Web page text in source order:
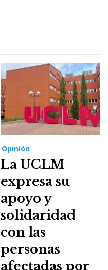
Opinión
La UCLM
expresa su
apoyo y
solidaridad
con las
personas
afectadas por